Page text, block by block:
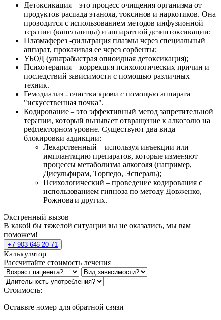
Детоксикация – это процесс очищения организма от
продуктов распада этанола, токсинов и наркотиков. Она
проводится с использованием методов инфузионной
терапии (капельницы) и аппаратной дезинтоксикации:
Плазмаферез -фильтрация плазмы через специальный
аппарат, прокачивая ее через сорбенты;
УБОД (ультрабыстрая опиоидная детоксикация);
Психотерапия – коррекция психологических причин и
последствий зависимости с помощью различных
техник.
Гемодиализ - очистка крови с помощью аппарата
"искусственная почка".
Кодирование – это эффективный метод запретительной
терапии, который вызывает отвращение к алкоголю на
рефлекторном уровне. Существуют два вида
блокировки аддикции:
Лекарственный – используя инъекции или
имплантацию препаратов, которые изменяют
процессы метаболизма алкоголя (например,
Дисульфирам, Торпедо, Эспераль);
Психологический – проведение кодирования с
использованием гипноза по методу Довженко,
Рожнова и других.
Экстренный вызов
В какой бы тяжелой ситуации вы не оказались, мы вам
поможем!
+7 903 646-20-71
Калькулятор
Рассчитайте стоимость лечения
Стоимость:
Оставьте номер для обратной связи